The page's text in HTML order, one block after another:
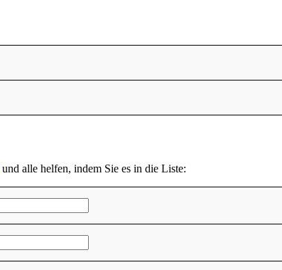
und alle helfen, indem Sie es in die Liste: